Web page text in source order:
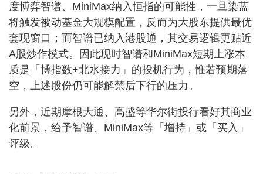
度博弈智谱、MiniMax纳入恒指的可能性，一旦染蓝
将触发被动基金大规模配置，反而为大股东提供最优
套现窗口；而智谱已纳入港股通，其交易逻辑更贴近
A股炒作模式。因此现时智谱和MiniMax短期上涨本
质是「博指数+北水接力」的投机行为，惟若预期落
空，上述股份仍可能解禁后下行的压力。
另外，近期摩根大通、高盛等华尔街投行看好其商业
化前景，给予智谱、MiniMax等「增持」或「买入」
评级。